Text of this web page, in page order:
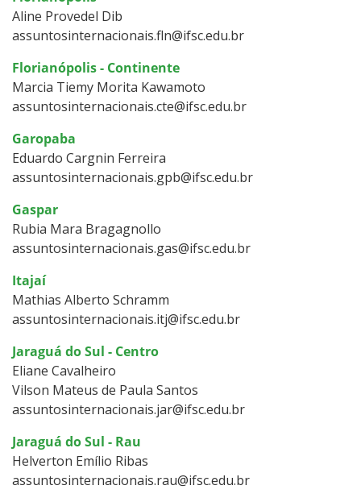
Aline Provedel Dib
assuntosinternacionais.fln@ifsc.edu.br
Florianópolis - Continente
Marcia Tiemy Morita Kawamoto
assuntosinternacionais.cte@ifsc.edu.br
Garopaba
Eduardo Cargnin Ferreira
assuntosinternacionais.gpb@ifsc.edu.br
Gaspar
Rubia Mara Bragagnollo
assuntosinternacionais.gas@ifsc.edu.br
Itajaí
Mathias Alberto Schramm
assuntosinternacionais.itj@ifsc.edu.br
Jaraguá do Sul - Centro
Eliane Cavalheiro
Vilson Mateus de Paula Santos
assuntosinternacionais.jar@ifsc.edu.br
Jaraguá do Sul - Rau
Helverton Emílio Ribas
assuntosinternacionais.rau@ifsc.edu.br